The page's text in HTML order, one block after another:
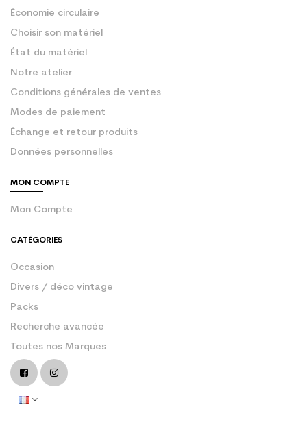
Économie circulaire
Choisir son matériel
État du matériel
Notre atelier
Conditions générales de ventes
Modes de paiement
Échange et retour produits
Données personnelles
MON COMPTE
Mon Compte
CATÉGORIES
Occasion
Divers / déco vintage
Packs
Recherche avancée
Toutes nos Marques